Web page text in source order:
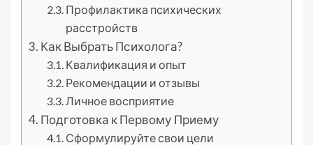
Профилактика психических
расстройств
Как Выбрать Психолога?
Квалификация и опыт
Рекомендации и отзывы
Личное восприятие
Подготовка к Первому Приему
Сформулируйте свои цели